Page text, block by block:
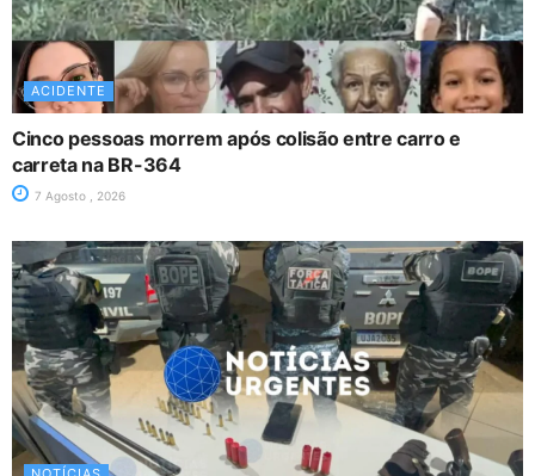
ACIDENTE
Cinco pessoas morrem após colisão entre carro e
carreta na BR-364
7 Agosto , 2026